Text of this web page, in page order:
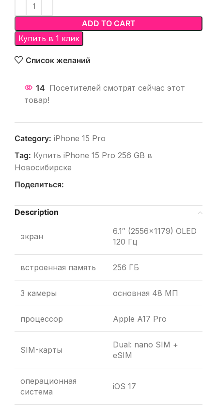
ADD TO CART
Купить в 1 клик
Список желаний
14 Посетителей смотрят сейчас этот
товар!
Category: iPhone 15 Pro
Tag: Купить iPhone 15 Pro 256 GB в
Новосибирске
Поделиться:
Description
экран
6.1″ (2556×1179) OLED
120 Гц
встроенная память 256 ГБ
3 камеры основная 48 МП
процессор Apple A17 Pro
SIM-карты
Dual: nano SIM +
eSIM
операционная
система
iOS 17